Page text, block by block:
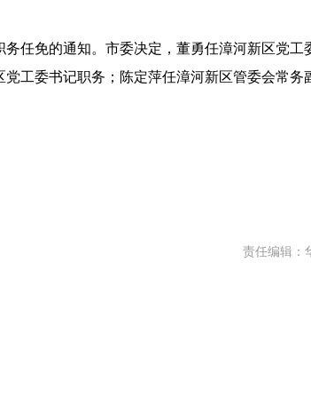
任免的通知。市委决定，董勇任漳河新区党工
工委书记职务；陈定萍任漳河新区管委会常务
责任编辑：